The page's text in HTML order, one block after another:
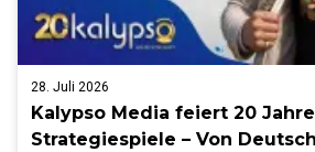
28. Juli 2026
Kalypso Media feiert 20 Jahre
Strategiespiele – Von